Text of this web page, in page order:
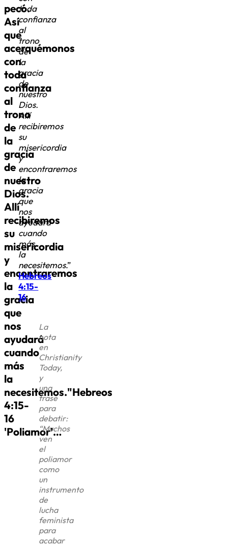
pecó.
Así
que
acerquémonos
con
toda
confianza
al
trono
de
la
gracia
de
nuestro
Dios.
Allí
recibiremos
su
misericordia
y
encontraremos
la
gracia
que
nos
ayudará
cuando
más
la
necesitemos."Hebreos
4:15-
16
'Poliamor'…
toda
confianza
al
trono
de
la
gracia
de
nuestro
Dios.
Allí
recibiremos
su
misericordia
y
encontraremos
la
gracia
que
nos
ayudará
cuando
más
la
necesitemos.”
Hebreos
4:15-
16
La
nota
en
Christianity
Today,
y
una
frase
para
debatir:
“Muchos
ven
el
poliamor
como
un
instrumento
de
lucha
feminista
para
acabar